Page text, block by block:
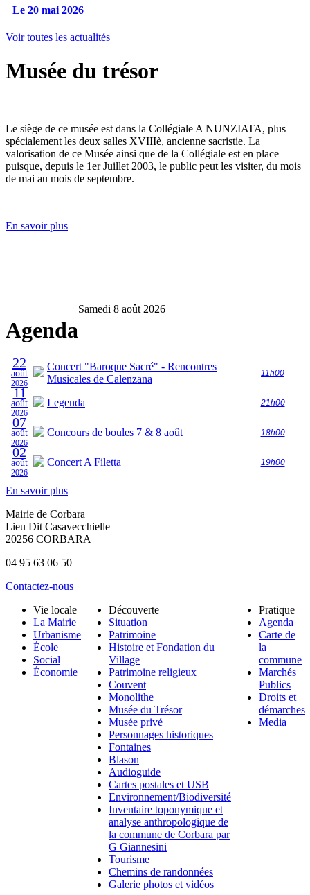
Le 20 mai 2026
Voir toutes les actualités
Musée du trésor
Le siège de ce musée est dans la Collégiale A NUNZIATA, plus
spécialement les deux salles XVIIIè, ancienne sacristie. La
valorisation de ce Musée ainsi que de la Collégiale est en place
puisque, depuis le 1er Juillet 2003, le public peut les visiter, du mois
de mai au mois de septembre.
En savoir plus
Agenda
Samedi 8 août 2026
22
août
2026
Concert "Baroque Sacré" - Rencontres
Musicales de Calenzana
11h00
11
août
2026
Legenda 21h00
07
août
2026
Concours de boules 7 & 8 août 18h00
02
août
2026
Concert A Filetta 19h00
En savoir plus
Mairie de Corbara
Lieu Dit Casavecchielle
20256 CORBARA
04 95 63 06 50
Contactez-nous
Vie locale
La Mairie
Urbanisme
École
Social
Économie
Découverte
Situation
Patrimoine
Histoire et Fondation du
Village
Patrimoine religieux
Couvent
Monolithe
Musée du Trésor
Musée privé
Personnages historiques
Fontaines
Blason
Audioguide
Cartes postales et USB
Environnement/Biodiversité
Inventaire toponymique et
analyse anthropologique de
la commune de Corbara par
G Giannesini
Tourisme
Chemins de randonnées
Galerie photos et vidéos
Pratique
Agenda
Carte de
la
commune
Marchés
Publics
Droits et
démarches
Media